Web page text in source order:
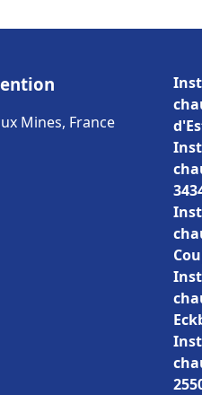
Mines, France